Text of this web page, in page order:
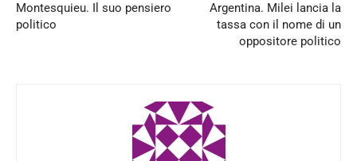
Montesquieu. Il suo pensiero
politico
Argentina. Milei lancia la
tassa con il nome di un
oppositore politico